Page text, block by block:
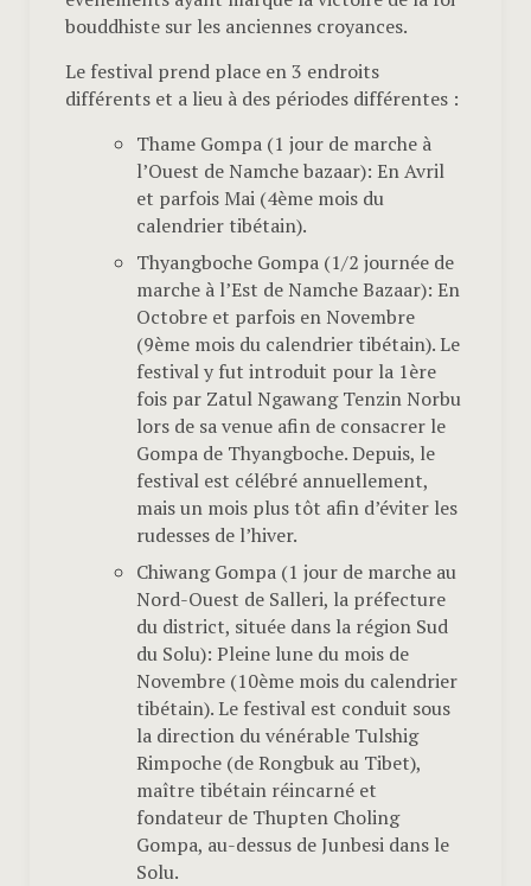
bouddhiste sur les anciennes croyances.
Le festival prend place en 3 endroits
différents et a lieu à des périodes différentes :
Thame Gompa (1 jour de marche à
l’Ouest de Namche bazaar): En Avril
et parfois Mai (4ème mois du
calendrier tibétain).
Thyangboche Gompa (1/2 journée de
marche à l’Est de Namche Bazaar): En
Octobre et parfois en Novembre
(9ème mois du calendrier tibétain). Le
festival y fut introduit pour la 1ère
fois par Zatul Ngawang Tenzin Norbu
lors de sa venue afin de consacrer le
Gompa de Thyangboche. Depuis, le
festival est célébré annuellement,
mais un mois plus tôt afin d’éviter les
rudesses de l’hiver.
Chiwang Gompa (1 jour de marche au
Nord-Ouest de Salleri, la préfecture
du district, située dans la région Sud
du Solu): Pleine lune du mois de
Novembre (10ème mois du calendrier
tibétain). Le festival est conduit sous
la direction du vénérable Tulshig
Rimpoche (de Rongbuk au Tibet),
maître tibétain réincarné et
fondateur de Thupten Choling
Gompa, au-dessus de Junbesi dans le
Solu.